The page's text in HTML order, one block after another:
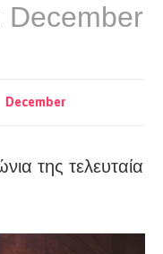
December
December
της τελευταία